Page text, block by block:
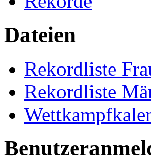
Dateien
Rekordliste
Rekordliste